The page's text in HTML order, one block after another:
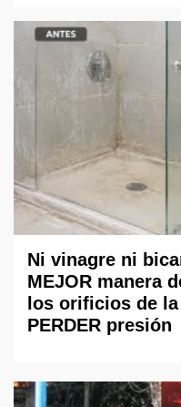
Ni vinagre ni
MEJOR manera
los orificios de
PERDER presión